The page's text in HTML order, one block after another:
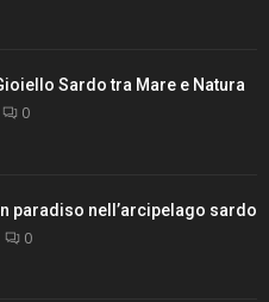
Sardo tra Mare e Natura
0
paradiso nell’arcipelago sardo
0